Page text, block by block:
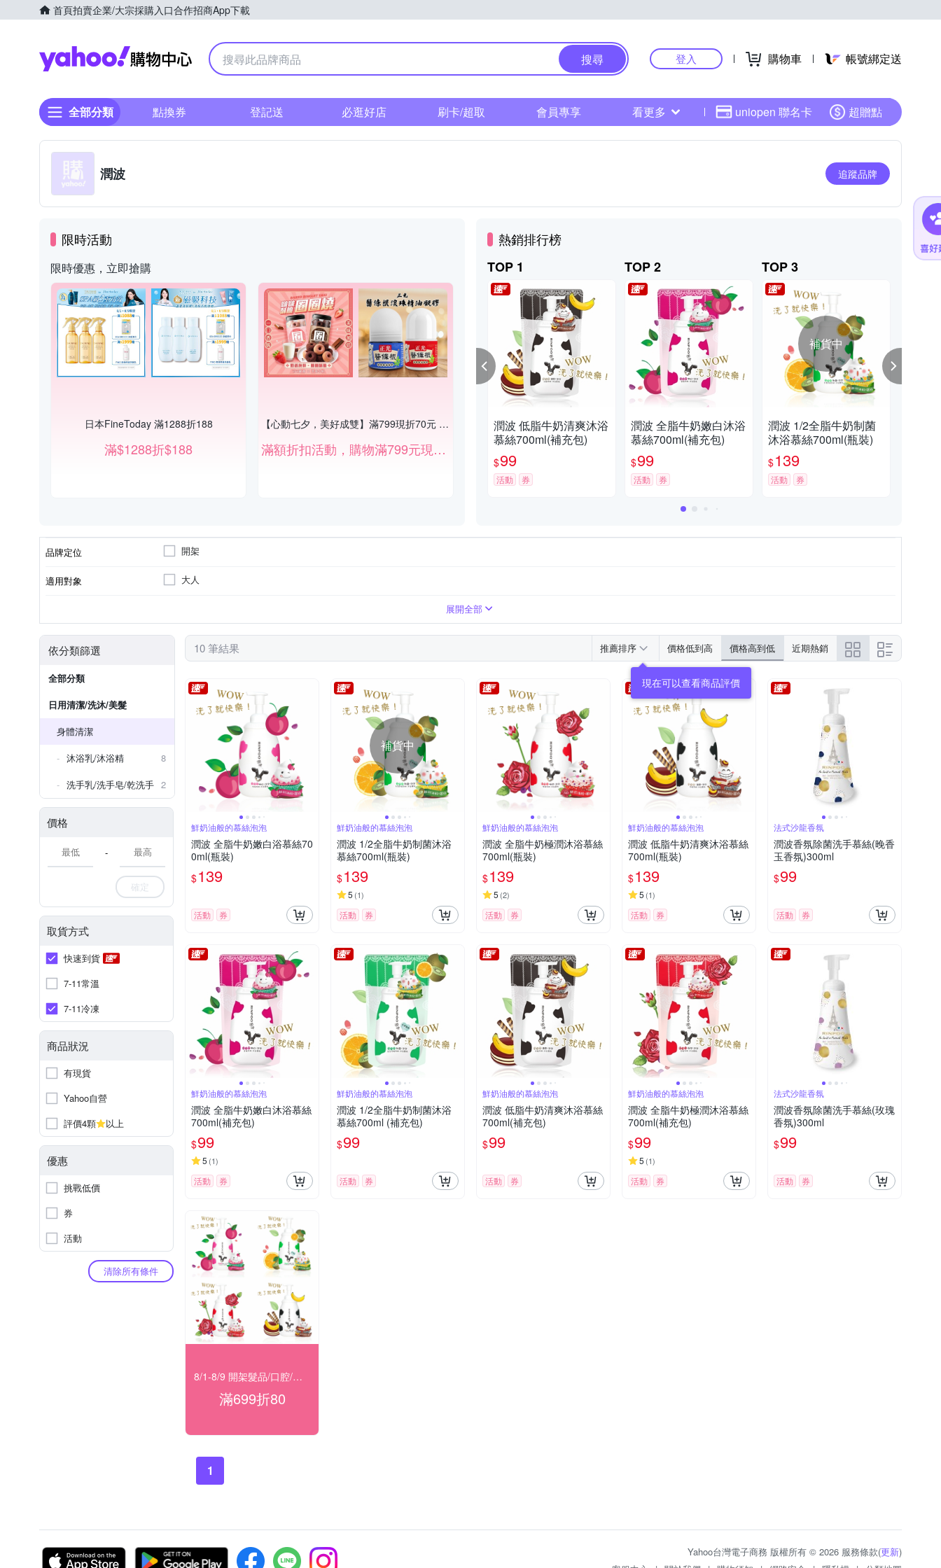
首頁拍賣企業/大宗採購入口合作招商App下載
Yahoo購物中心
搜尋 登入 購物車 帳號綁定送
全部分類 點換券 登記送 必逛好店 刷卡/超取 會員專享 看更多 uniopen 聯名卡 超贈點
潤波 追蹤品牌
限時活動
限時優惠，立即搶購
日本FineToday 滿1288折188
滿$1288折$188
【心動七夕，美好成雙】滿799現折70元 (不累計，部分特價品不列入折扣)
滿額折扣活動，購物滿799元現折70元。（部份商品除外）
熱銷排行榜
TOP 1
潤波 低脂牛奶清爽沐浴
慕絲700ml(補充包)
$99
活動 券
TOP 2
潤波 全脂牛奶嫩白沐浴
慕絲700ml(補充包)
$99
活動 券
TOP 3
補貨中
潤波 1/2全脂牛奶制菌
沐浴慕絲700ml(瓶裝)
$139
活動 券
品牌定位 開架
適用對象 大人
展開全部
依分類篩選
全部分類
日用清潔/洗沐/美髮
身體清潔
沐浴乳/沐浴精
8
洗手乳/洗手皂/乾洗手 2
價格
-
確定
取貨方式
快速到貨
7-11常溫
7-11冷凍
商品狀況
有現貨
Yahoo自營
評價4顆
以上
優惠
挑戰低價
券
活動
清除所有條件
10 筆結果 推薦排序 價格低到高 價格高到低 近期熱銷
現在可以查看商品評價
鮮奶油般的慕絲泡泡
潤波 全脂牛奶嫩白浴慕絲70
0ml(瓶裝)
$139
活動 券
補貨中
鮮奶油般的慕絲泡泡
潤波 1/2全脂牛奶制菌沐浴
慕絲700ml(瓶裝)
$139
5 (1)
活動 券
鮮奶油般的慕絲泡泡
潤波 全脂牛奶極潤沐浴慕絲
700ml(瓶裝)
$139
5 (2)
活動 券
鮮奶油般的慕絲泡泡
潤波 低脂牛奶清爽沐浴慕絲
700ml(瓶裝)
$139
5 (1)
活動 券
法式沙龍香氛
潤波香氛除菌洗手慕絲(晚香
玉香氛)300ml
$99
活動 券
鮮奶油般的慕絲泡泡
潤波 全脂牛奶嫩白沐浴慕絲
700ml(補充包)
$99
5 (1)
活動 券
鮮奶油般的慕絲泡泡
潤波 1/2全脂牛奶制菌沐浴
慕絲700ml (補充包)
$99
活動 券
鮮奶油般的慕絲泡泡
潤波 低脂牛奶清爽沐浴慕絲
700ml(補充包)
$99
活動 券
鮮奶油般的慕絲泡泡
潤波 全脂牛奶極潤沐浴慕絲
700ml(補充包)
$99
5 (1)
活動 券
法式沙龍香氛
潤波香氛除菌洗手慕絲(玫瑰
香氛)300ml
$99
活動 券
8/1-8/9 開架髮品/口腔/洗沐★滿699折80
滿699折80
1
Yahoo台灣電子商務 版權所有 © 2026 服務條款(更新)